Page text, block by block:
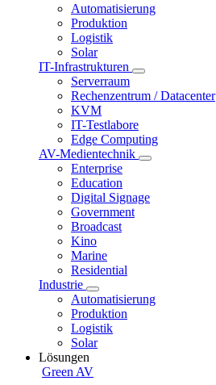
Automatisierung
Produktion
Logistik
Solar
IT-Infrastrukturen
Serverraum
Rechenzentrum / Datacenter
KVM
IT-Testlabore
Edge Computing
AV-Medientechnik
Enterprise
Education
Digital Signage
Government
Broadcast
Kino
Marine
Residential
Industrie
Automatisierung
Produktion
Logistik
Solar
Lösungen
Green AV